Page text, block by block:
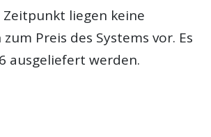
liegen keine
Preis des Systems vor. Es
ausgeliefert werden.